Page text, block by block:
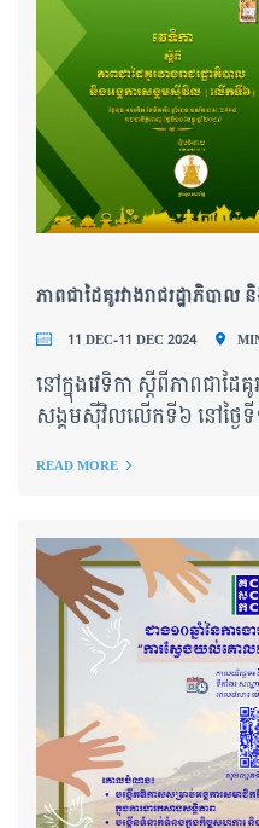
ភាពជាដៃគូរវាងរាជរដ្ឋាភិបា
11 DEC-11 DEC 2024
នៅក្នុងវេទិកា ស្តីពីភាពជាដៃគូ
សង្គមស៊ីវិលលើកទី៦ នៅថ្ងៃទី
READ MORE